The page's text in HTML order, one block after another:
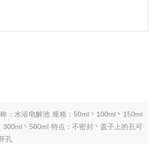
：水浴电解池 规格：50ml丶100ml丶150ml
300ml丶500ml 特点：不密封丶盖子上的孔可
孔